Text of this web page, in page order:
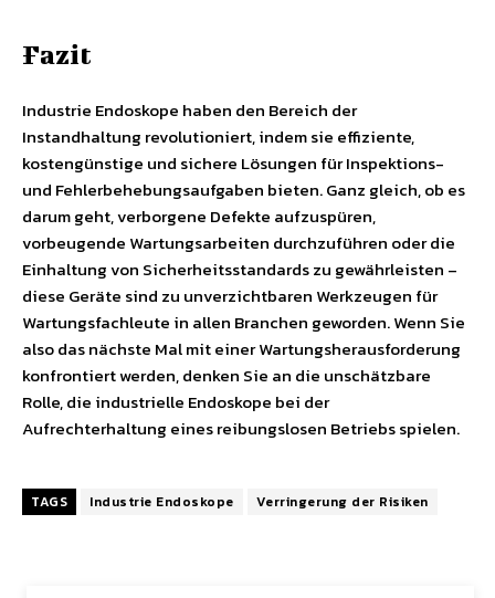
Fazit
Industrie Endoskope haben den Bereich der
Instandhaltung revolutioniert, indem sie effiziente,
kostengünstige und sichere Lösungen für Inspektions-
und Fehlerbehebungsaufgaben bieten. Ganz gleich, ob es
darum geht, verborgene Defekte aufzuspüren,
vorbeugende Wartungsarbeiten durchzuführen oder die
Einhaltung von Sicherheitsstandards zu gewährleisten –
diese Geräte sind zu unverzichtbaren Werkzeugen für
Wartungsfachleute in allen Branchen geworden. Wenn Sie
also das nächste Mal mit einer Wartungsherausforderung
konfrontiert werden, denken Sie an die unschätzbare
Rolle, die industrielle Endoskope bei der
Aufrechterhaltung eines reibungslosen Betriebs spielen.
TAGS Industrie Endoskope Verringerung der Risiken